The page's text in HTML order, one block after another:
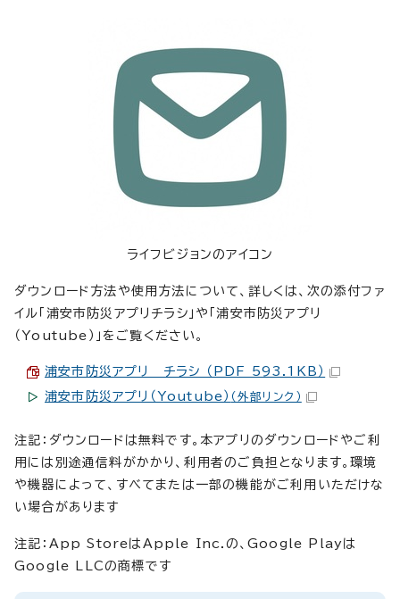
ライフビジョンのアイコン
ダウンロード方法や使用方法について、詳しくは、次の添付ファ
イル「浦安市防災アプリチラシ」や「浦安市防災アプリ
（Youtube）」をご覧ください。
浦安市防災アプリ チラシ （PDF 593.1KB）
浦安市防災アプリ（Youtube） （外部リンク）
注記：ダウンロードは無料です。本アプリのダウンロードやご利
用には別途通信料がかかり、利用者のご負担となります。環境
や機器によって、すべてまたは一部の機能がご利用いただけな
い場合があります
注記：App StoreはApple Inc.の、Google Playは
Google LLCの商標です